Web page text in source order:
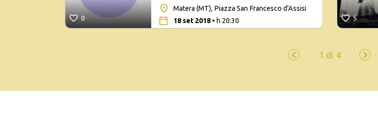
0
Matera (MT), Piazza San Francesco d'Assisi
18 set 2018• h 20:30 5